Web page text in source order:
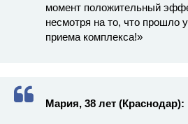
момент положительный
несмотря на то, что прошло
приема комплекса!»
Мария, 38 лет (Краснодар):